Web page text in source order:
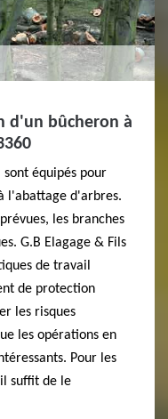
d'un bûcheron à
sont équipés pour
l'abattage d'arbres.
les branches
G.B Elagage & Fils
de travail
de protection
les risques
les opérations en
Pour les
suffit de le